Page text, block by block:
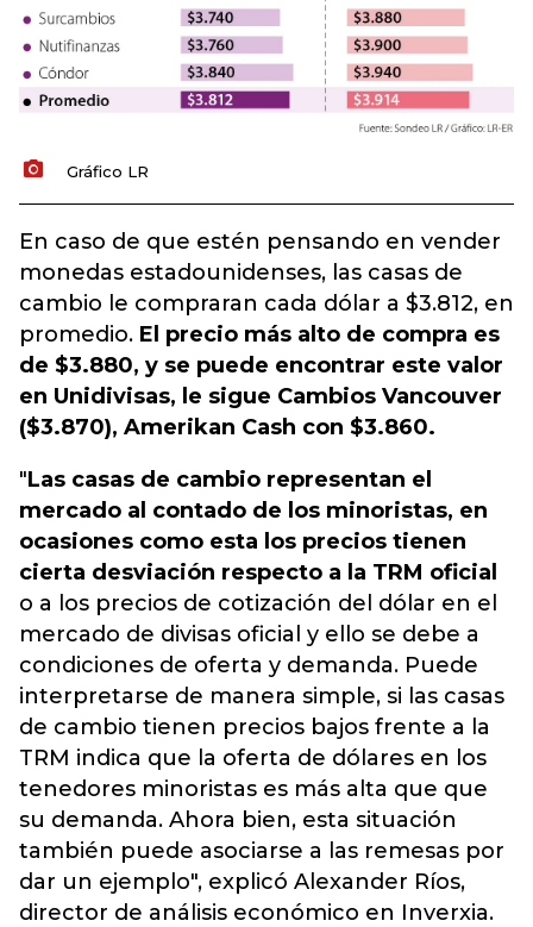
Gráfico LR
En caso de que estén pensando en vender
monedas estadounidenses, las casas de
cambio le compraran cada dólar a $3.812, en
promedio. El precio más alto de compra es
de $3.880, y se puede encontrar este valor
en Unidivisas, le sigue Cambios Vancouver
($3.870), Amerikan Cash con $3.860.
"Las casas de cambio representan el
mercado al contado de los minoristas, en
ocasiones como esta los precios tienen
cierta desviación respecto a la TRM oficial
o a los precios de cotización del dólar en el
mercado de divisas oficial y ello se debe a
condiciones de oferta y demanda. Puede
interpretarse de manera simple, si las casas
de cambio tienen precios bajos frente a la
TRM indica que la oferta de dólares en los
tenedores minoristas es más alta que que
su demanda. Ahora bien, esta situación
también puede asociarse a las remesas por
dar un ejemplo", explicó Alexander Ríos,
director de análisis económico en Inverxia.